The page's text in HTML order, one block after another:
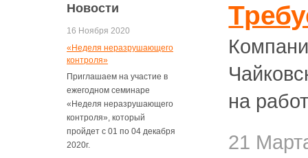
Новости
16 Ноября 2020
«Неделя неразрушающего
контроля»
Приглашаем на участие в
ежегодном семинаре
«Неделя неразрушающего
контроля», который
пройдет с 01 по 04 декабря
2020г.
на
21